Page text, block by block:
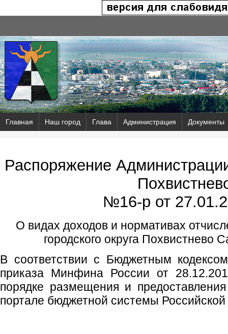
Главная Наш город Глава Администрация Документы
Распоряжение Администрации
№16-р от
О видах доходов и нормативах
городского округа Похвистнево
В соответствии с Бюджетным
приказа Минфина России от
порядке размещения и
портале бюджетной системы